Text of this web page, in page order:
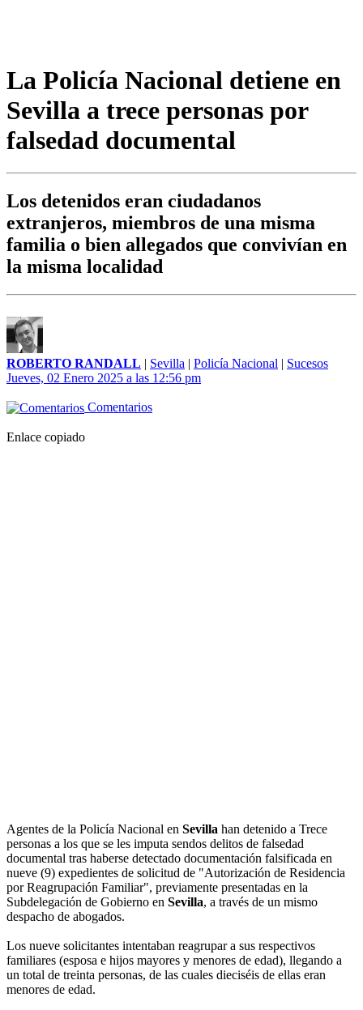
La Policía Nacional detiene en
Sevilla a trece personas por
falsedad documental
Los detenidos eran ciudadanos
extranjeros, miembros de una misma
familia o bien allegados que convivían en
la misma localidad
ROBERTO RANDALL | Sevilla | Policía Nacional | Sucesos
Jueves, 02 Enero 2025 a las 12:56 pm
Comentarios
Enlace copiado
Agentes de la Policía Nacional en Sevilla han detenido a Trece
personas a los que se les imputa sendos delitos de falsedad
documental tras haberse detectado documentación falsificada en
nueve (9) expedientes de solicitud de "Autorización de Residencia
por Reagrupación Familiar", previamente presentadas en la
Subdelegación de Gobierno en Sevilla, a través de un mismo
despacho de abogados.
Los nueve solicitantes intentaban reagrupar a sus respectivos
familiares (esposa e hijos mayores y menores de edad), llegando a
un total de treinta personas, de las cuales dieciséis de ellas eran
menores de edad.